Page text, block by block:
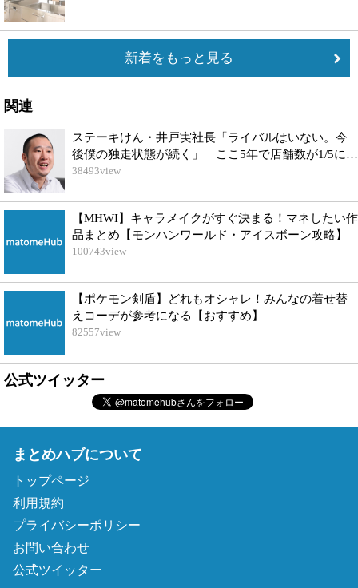
新着をもっと見る
関連
ステーキけん・井戸実社長「ライバルはいない。今
後僕の独走状態が続く」 ここ5年で店舗数が1/5に…
38493view
【MHWI】キャラメイクがすぐ決まる！マネしたい作
品まとめ【モンハンワールド・アイスボーン攻略】
100743view
【ポケモン剣盾】どれもオシャレ！みんなの着せ替
えコーデが参考になる【おすすめ】
82557view
公式ツイッター
まとめハブについて
トップページ
利用規約
プライバシーポリシー
お問い合わせ
公式ツイッター